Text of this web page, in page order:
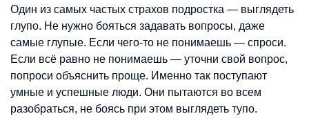
Один из самых частых страхов подростка — выглядеть
глупо. Не нужно бояться задавать вопросы, даже
самые глупые. Если чего-то не понимаешь — спроси.
Если всё равно не понимаешь — уточни свой вопрос,
попроси объяснить проще. Именно так поступают
умные и успешные люди. Они пытаются во всем
разобраться, не боясь при этом выглядеть тупо.